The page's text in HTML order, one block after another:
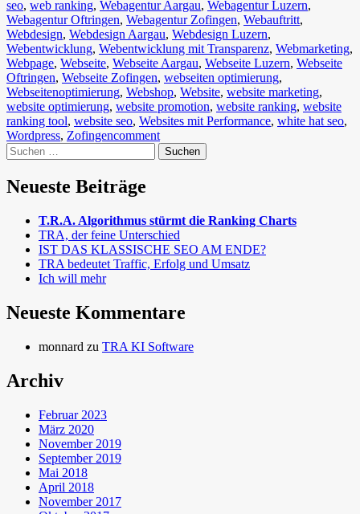
seo, web ranking, Webagentur Aargau, Webagentur Luzern,
Webagentur Oftringen, Webagentur Zofingen, Webauftritt,
Webdesign, Webdesign Aargau, Webdesign Luzern,
Webentwicklung, Webentwicklung mit Transparenz, Webmarketing,
Webpage, Webseite, Webseite Aargau, Webseite Luzern, Webseite
Oftringen, Webseite Zofingen, webseiten optimierung,
Webseitenoptimierung, Webshop, Website, website marketing,
website optimierung, website promotion, website ranking, website
ranking tool, website seo, Websites mit Performance, white hat seo,
Wordpress, Zofingencomment
Suchen
nach:
Neueste Beiträge
T.R.A. Algorithmus stürmt die Ranking Charts
TRA, der feine Unterschied
IST DAS KLASSISCHE SEO AM ENDE?
TRA bedeutet Traffic, Erfolg und Umsatz
Ich will mehr
Neueste Kommentare
monnard zu TRA KI Software
Archiv
Februar 2023
März 2020
November 2019
September 2019
Mai 2018
April 2018
November 2017